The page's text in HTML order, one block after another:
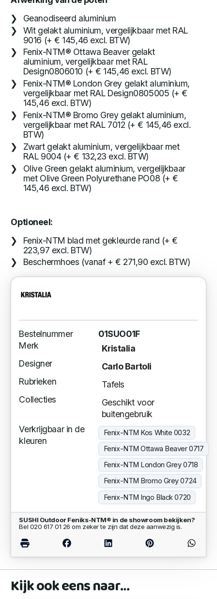
Geanodiseerd aluminium
Wit gelakt aluminium, vergelijkbaar met RAL
9016 (+ € 145,46 excl. BTW)
Fenix-NTM® Ottawa Beaver gelakt
aluminium, vergelijkbaar met RAL
Design0806010 (+ € 145,46 excl. BTW)
Fenix-NTM® London Grey gelakt aluminium,
vergelijkbaar met RAL Design0805005 (+ €
145,46 excl. BTW)
Fenix-NTM® Bromo Grey gelakt aluminium,
vergelijkbaar met RAL 7012 (+ € 145,46 excl.
BTW)
Zwart gelakt aluminium, vergelijkbaar met
RAL 9004 (+ € 132,23 excl. BTW)
Olive Green gelakt aluminium, vergelijkbaar
met Olive Green Polyurethane PO08 (+ €
145,46 excl. BTW)
Optioneel:
Fenix-NTM blad met gekleurde rand (+ €
223,97 excl. BTW)
Beschermhoes (vanaf + € 271,90 excl. BTW)
Bestelnummer
01SUO01F
Merk
Kristalia
Designer
Carlo Bartoli
Rubrieken
Tafels
Collecties
Geschikt voor
buitengebruik
Verkrijgbaar in de
kleuren
Fenix-NTM Kos White 0032
Fenix-NTM Ottawa Beaver 0717
Fenix-NTM London Grey 0718
Fenix-NTM Bromo Grey 0724
Fenix-NTM Ingo Black 0720
SUSHI Outdoor Feniks-NTM® in de showroom bekijken?
Bel 020 617 01 26 om zeker te zijn dat deze aanwezig is.
Kijk ook eens naar…